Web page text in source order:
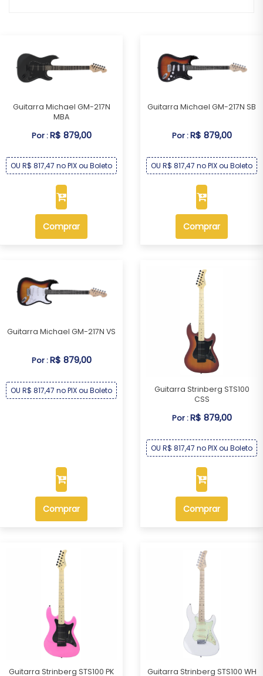
Guitarra Michael GM-217N
MBA
Por :R$ 879,00
OU R$ 817,47 no PIX ou Boleto
Comprar
Guitarra Michael GM-217N SB
Por :R$ 879,00
OU R$ 817,47 no PIX ou Boleto
Comprar
Guitarra Michael GM-217N VS
Por :R$ 879,00
OU R$ 817,47 no PIX ou Boleto
Comprar
Guitarra Strinberg STS100
CSS
Por :R$ 879,00
OU R$ 817,47 no PIX ou Boleto
Comprar
Guitarra Strinberg STS100 PK Guitarra Strinberg STS100 WH